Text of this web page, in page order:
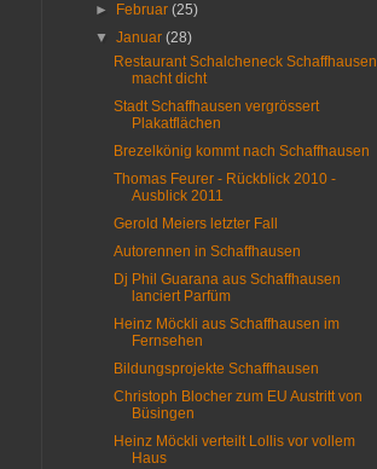
►
Februar(25)
▼Januar(28)
Restaurant Schalcheneck Schaffhausen
macht dicht
Stadt Schaffhausen vergrössert
Plakatflächen
Brezelkönig kommt nach Schaffhausen
Thomas Feurer - Rückblick 2010 -
Ausblick 2011
Gerold Meiers letzter Fall
Autorennen in Schaffhausen
Dj Phil Guarana aus Schaffhausen
lanciert Parfüm
Heinz Möckli aus Schaffhausen im
Fernsehen
Bildungsprojekte Schaffhausen
Christoph Blocher zum EU Austritt von
Büsingen
Heinz Möckli verteilt Lollis vor vollem
Haus